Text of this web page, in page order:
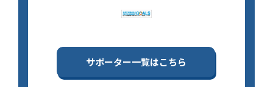
サポーター一覧はこちら